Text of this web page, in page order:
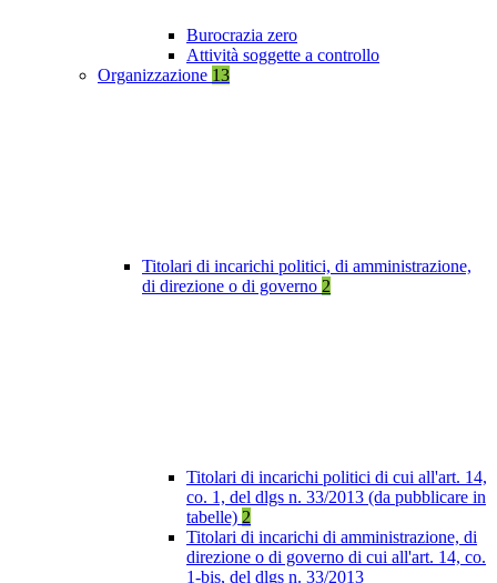
Burocrazia zero
Attività soggette a controllo
Organizzazione 13
Titolari di incarichi politici, di amministrazione,
di direzione o di governo 2
Titolari di incarichi politici di cui all'art. 14,
co. 1, del dlgs n. 33/2013 (da pubblicare in
tabelle) 2
Titolari di incarichi di amministrazione, di
direzione o di governo di cui all'art. 14, co.
1-bis, del dlgs n. 33/2013